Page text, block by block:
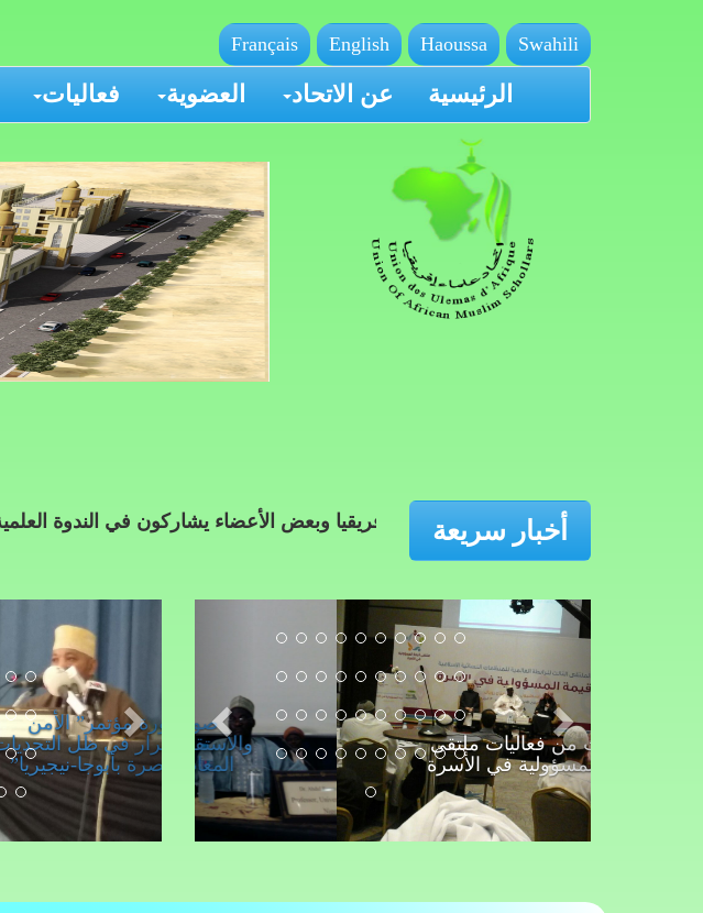
Swahili
Haoussa
English
Français
الرئيسية عن الاتحاد العضوية فعاليات
العام لاتحاد علماء إفريقيا وبعض الأعضاء يشاركون في الندوة العلمية الثالثة
أخبار سريعة
لقطات من فعاليات ملتقى
قيمة المسؤولية في الأسرة